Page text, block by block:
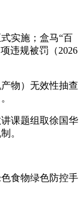
实施；盒马“百
违规被罚（2026
物）无效性抽查
课题组取徐国华
。
食物绿色防控手